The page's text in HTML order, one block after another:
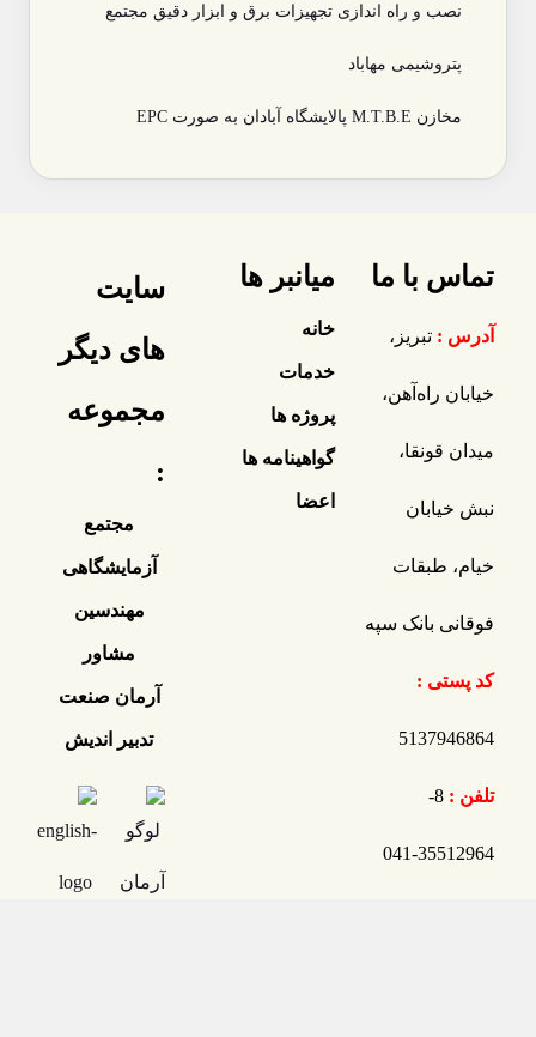
نصب و راه اندازی تجهیزات برق و ابزار دقیق مجتمع
پتروشیمی مهاباد
مخازن M.T.B.E پالایشگاه آبادان به صورت EPC
تماس با ما
آدرس : تبریز،
خیابان راه‌آهن،
میدان قونقا،
نبش خیابان
خیام، طبقات
فوقانی بانک سپه
کد پستی :
5137946864
تلفن : 8-
35512964-041
میانبر ها
خانه
خدمات
پروژه ها
گواهینامه ها
اعضا
سایت
های دیگر
مجموعه
:
مجتمع
آزمایشگاهی
مهندسین
مشاور
آرمان صنعت
تدبیر اندیش